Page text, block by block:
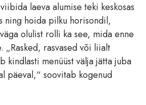
laeva alumise teki keskosas
ning hoida pilku horisondil,
olulist rolli ka see, mida enne
„Rasked, rasvased või liialt
kindlasti menüüst välja jätta juba
päeval,“ soovitab kogenud